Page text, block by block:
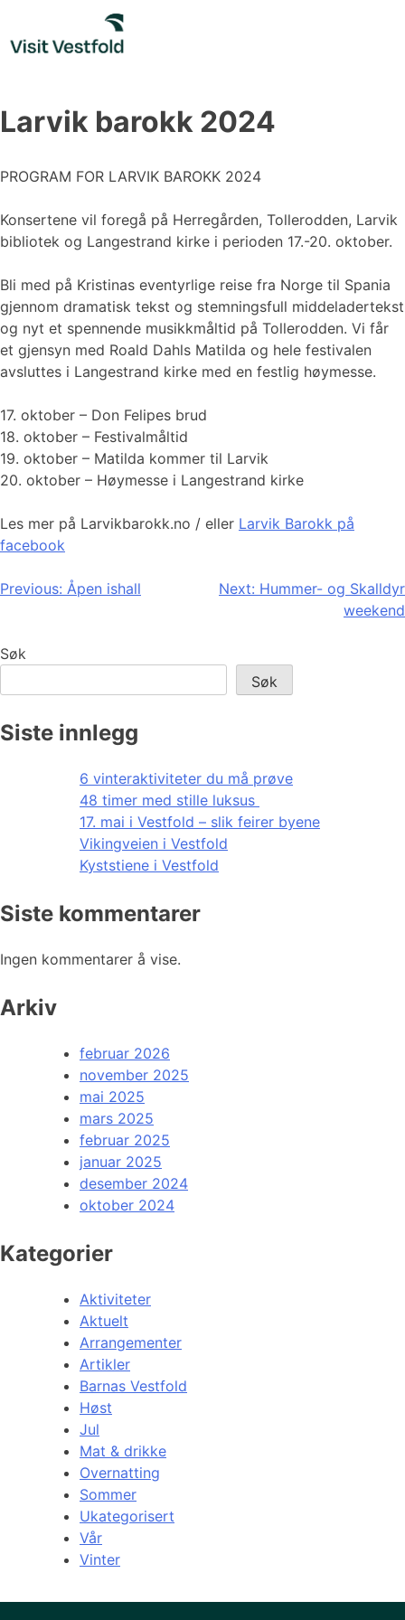
content
Larvik barokk 2024
PROGRAM FOR LARVIK BAROKK 2024
Konsertene vil foregå på Herregården, Tollerodden, Larvik
bibliotek og Langestrand kirke i perioden 17.-20. oktober.
Bli med på Kristinas eventyrlige reise fra Norge til Spania
gjennom dramatisk tekst og stemningsfull middeladertekst
og nyt et spennende musikkmåltid på Tollerodden. Vi får
et gjensyn med Roald Dahls Matilda og hele festivalen
avsluttes i Langestrand kirke med en festlig høymesse.
17. oktober – Don Felipes brud
18. oktober – Festivalmåltid
19. oktober – Matilda kommer til Larvik
20. oktober – Høymesse i Langestrand kirke
Les mer på Larvikbarokk.no / eller Larvik Barokk på
facebook
Innleggsnavigasjon
Previous: Åpen ishall Next: Hummer- og Skalldyr
weekend
Søk
Søk
Siste innlegg
6 vinteraktiviteter du må prøve
48 timer med stille luksus
17. mai i Vestfold – slik feirer byene
Vikingveien i Vestfold
Kyststiene i Vestfold
Siste kommentarer
Ingen kommentarer å vise.
Arkiv
februar 2026
november 2025
mai 2025
mars 2025
februar 2025
januar 2025
desember 2024
oktober 2024
Kategorier
Aktiviteter
Aktuelt
Arrangementer
Artikler
Barnas Vestfold
Høst
Jul
Mat & drikke
Overnatting
Sommer
Ukategorisert
Vår
Vinter